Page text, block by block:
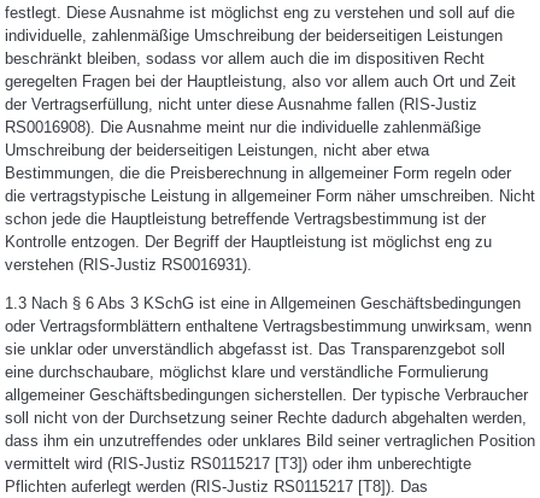
festlegt. Diese Ausnahme ist möglichst eng zu verstehen und soll auf die
individuelle, zahlenmäßige Umschreibung der beiderseitigen Leistungen
beschränkt bleiben, sodass vor allem auch die im dispositiven Recht
geregelten Fragen bei der Hauptleistung, also vor allem auch Ort und Zeit
der Vertragserfüllung, nicht unter diese Ausnahme fallen (RIS-Justiz
RS0016908). Die Ausnahme meint nur die individuelle zahlenmäßige
Umschreibung der beiderseitigen Leistungen, nicht aber etwa
Bestimmungen, die die Preisberechnung in allgemeiner Form regeln oder
die vertragstypische Leistung in allgemeiner Form näher umschreiben. Nicht
schon jede die Hauptleistung betreffende Vertragsbestimmung ist der
Kontrolle entzogen. Der Begriff der Hauptleistung ist möglichst eng zu
verstehen (RIS-Justiz RS0016931).
1.3 Nach § 6 Abs 3 KSchG ist eine in Allgemeinen Geschäftsbedingungen
oder Vertragsformblättern enthaltene Vertragsbestimmung unwirksam, wenn
sie unklar oder unverständlich abgefasst ist. Das Transparenzgebot soll
eine durchschaubare, möglichst klare und verständliche Formulierung
allgemeiner Geschäftsbedingungen sicherstellen. Der typische Verbraucher
soll nicht von der Durchsetzung seiner Rechte dadurch abgehalten werden,
dass ihm ein unzutreffendes oder unklares Bild seiner vertraglichen Position
vermittelt wird (RIS-Justiz RS0115217 [T3]) oder ihm unberechtigte
Pflichten auferlegt werden (RIS-Justiz RS0115217 [T8]). Das